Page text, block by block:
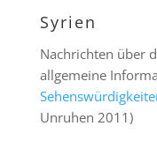
Syrien
Nachrichten über
allgemeine
Unruhen 2011)